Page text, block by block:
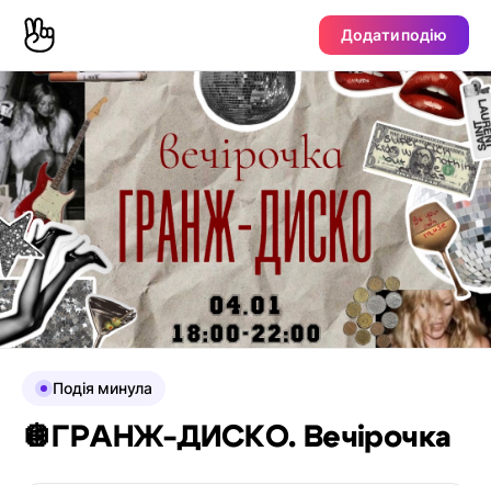
Додати подію
Подія минула
🪩ГРАНЖ-ДИСКО. Вечірочка